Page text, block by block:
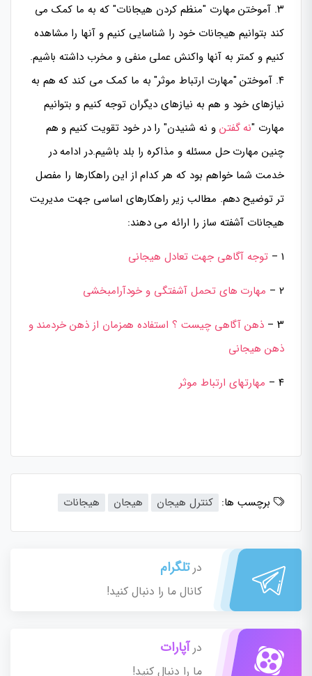
۳. آموختن مهارت "منظم کردن هیجانات" که به ما کمک می
کند بتوانیم هیجانات خود را شناسایی کنیم و آنها را مشاهده
کنیم و کمتر به آنها واکنش عملی منفی و مخرب داشته باشیم.
۴. آموختن "مهارت ارتباط موثر" به ما کمک می کند که هم به
نیازهای خود و هم به نیازهای دیگران توجه کنیم و بتوانیم
مهارت "نه گفتن و نه شنیدن" را در خود تقویت کنیم و هم
چنین مهارت حل مسئله و مذاکره را بلد باشیم.در ادامه در
خدمت شما خواهم بود که هر کدام از این راهکارها را مفصل
تر توضیح دهم. مطالب زیر راهکارهای اساسی جهت مدیریت
هیجانات آشفته ساز را ارائه می دهند:
۱ – توجه آگاهی جهت تعادل هیجانی
۲ – مهارت های تحمل آشفتگی و خودآرامبخشی
۳ –
ذهن آگاهی چیست ؟ استفاده همزمان از ذهن خردمند و
ذهن هیجانی
۴ – مهارتهای ارتباط موثر
برچسب ها: کنترل هیجان هیجان هیجانات
درتلگرام
کانال ما را دنبال کنید!
درآپارات
ما را دنبال کنید!